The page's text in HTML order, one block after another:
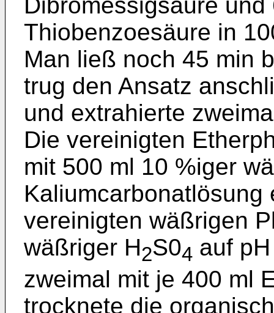
Dibromessigsäure
Thiobenzoesäure in
Man ließ noch 45 min
trug den Ansatz
und extrahierte
Die vereinigten
mit 500 ml 10 %iger
Kaliumcarbonatlösung
vereinigten wäßrigen
wäßriger H2S04 auf
zweimal mit je 400 ml
trocknete die